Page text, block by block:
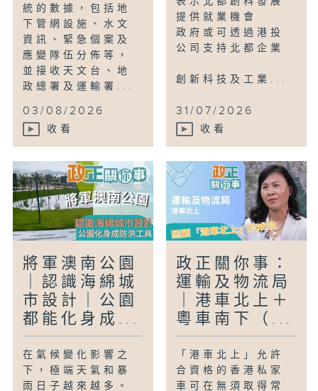
統的數據，包括地
下管網設施、水文
資訊、緊急個案及
應變隊伍分佈等，
並接收天文台、地
政總署及運輸署...
03/08/2026
收看
提供就業機會
政府或可透過港投
公司支持北都企業
創新科技及工業...
31/07/2026
收看
將軍澳南公園
｜認識海綿城
市設計｜公園
都能化身成...
在氣候變化影響之
下，極端天氣和暴
雨日子越來越多。
政正關你事：
運輸及物流局
｜港車北上＋
粵車南下（...
「港車北上」允許
合資格的香港私家
車可在無須取得常